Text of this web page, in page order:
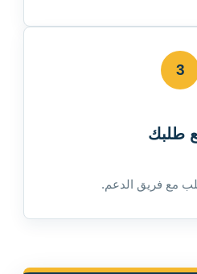
3
طلبك
مع فريق الدعم.